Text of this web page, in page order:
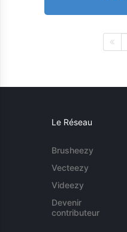
Le Réseau
Brusheezy
Vecteezy
Videezy
Devenir
contributeur